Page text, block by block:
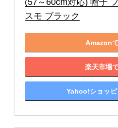
(57～60cm対応) 帽子
スモ ブラック
Amazon
楽天市場
Yahoo!ショッピ